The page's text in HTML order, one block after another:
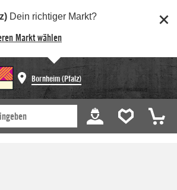
Dein richtiger Markt?
Markt wählen
Bornheim (Pfalz)